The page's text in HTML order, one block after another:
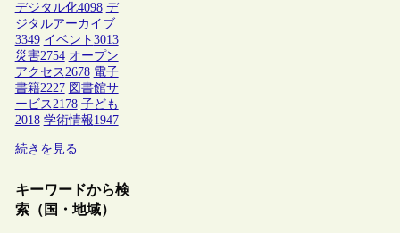
デジタル化4098 デ
ジタルアーカイブ
3349 イベント 3013
災害2754 オープン
アクセス2678 電子
書籍2227 図書館サ
ービス2178 子ども
2018 学術情報1947
続きを見る
キーワードから検
索（国・地域）